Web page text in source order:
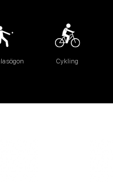
Cykling